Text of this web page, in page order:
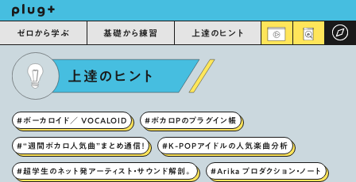
ゼロから学ぶ 基礎から練習 上達のヒント
上達のヒント
#ボーカロイド／ VOCALOID #ボカロPのプラグイン帳
#“週間ボカロ人気曲”まとめ通信！ #K-POPアイドルの人気楽曲分析
#超学生のネット発アーティスト・サウンド解剖。 #Arika プロダクション・ノート